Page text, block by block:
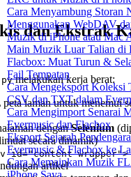
Cara Menyambung Storan
Menggunakan WebDAV
Muzik di iPhone atau Mac
Main Muzik Luar Talian di
Flacbox: Muat Turun &
Fail Tempatan
Cara Mengeksport Koleksi
CSV dan TXT dalam
Cara Mengimport Senarai
Evermusic dan Flacbox
Eksport Sejarah
Evermusic & Flacbox ke
Cara Memainkan Muzik
iPhone Saya
dan Ekstrak
melakukan kerja berat:
laman untuk menemui
denganSelenium
secara dinamik)
id="content-wrapper">
artikel